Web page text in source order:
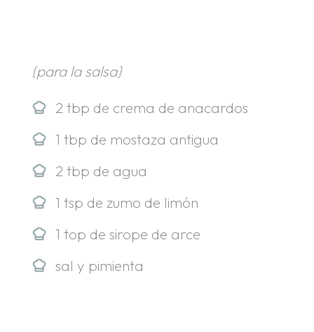
{para la salsa}
2 tbp de crema de anacardos
1 tbp de mostaza antigua
2 tbp de agua
1 tsp de zumo de limón
1 top de sirope de arce
sal y pimienta